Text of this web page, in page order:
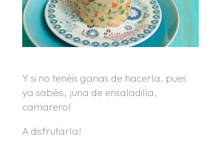
Y si no tenéis ganas de hacerla, pues
ya sabéis, ¡una de ensaladilla,
camarero!
A disfrutarla!